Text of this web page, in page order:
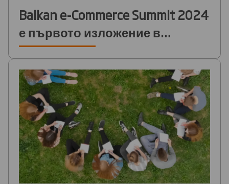
Balkan e-Commerce Summit 2024
е първото изложение в
България с рециклируеми
щандове